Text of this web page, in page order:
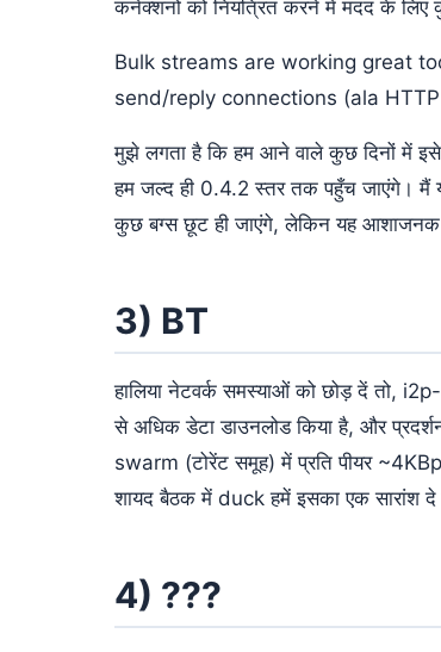
कनेक्शनों को नियंत्रित करने में मदद के लिए
Bulk streams are working great
send/reply connections (ala
मुझे लगता है कि हम आने वाले कुछ दिनों में
हम जल्द ही 0.4.2 स्तर तक पहुँच जाएंगे। मैं
कुछ बग्स छूट ही जाएंगे, लेकिन यह आशाजनक
3) BT
हालिया नेटवर्क समस्याओं को छोड़ दें तो,
से अधिक डेटा डाउनलोड किया है, और
swarm (टोरेंट समूह) में प्रति पीयर
शायद बैठक में duck हमें इसका एक सारांश
4) ???